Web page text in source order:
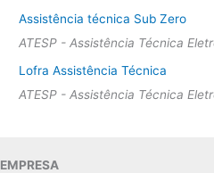
Assistência técnica Sub Zero
ATESP - Assistência Técnica
Lofra Assistência Técnica
ATESP - Assistência Técnica
EMPRESA